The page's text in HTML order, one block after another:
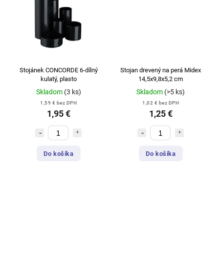
Stojánek CONCORDE 6-dílný
kulatý, plasto
Skladom (3 ks)
1,59 € bez DPH
1,95 €
Do košíka
Stojan drevený na perá Midex
14,5x9,8x5,2 cm
Skladom (>5 ks)
1,02 € bez DPH
1,25 €
Do košíka